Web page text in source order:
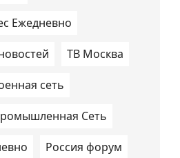
Ежедневно
ТВ Москва
сеть
Сеть
Россия форум